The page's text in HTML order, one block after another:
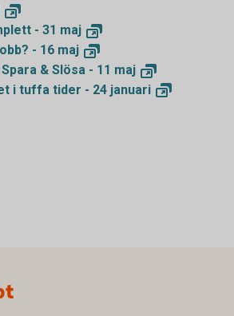
- 31 maj
- 16 maj
& Slösa - 11 maj
i tuffa tider - 24 januari